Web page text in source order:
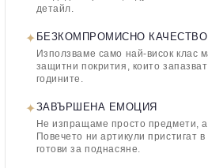
детайл.
✦ БЕЗКОМПРОМИСНО КАЧЕСТВО
Използваме само най-висок клас
защитни покрития, които
годините.
✦ЗАВЪРШЕНА ЕМОЦИЯ
Не изпращаме просто предмети, а
Повечето ни артикули пристигат
готови за поднасяне.